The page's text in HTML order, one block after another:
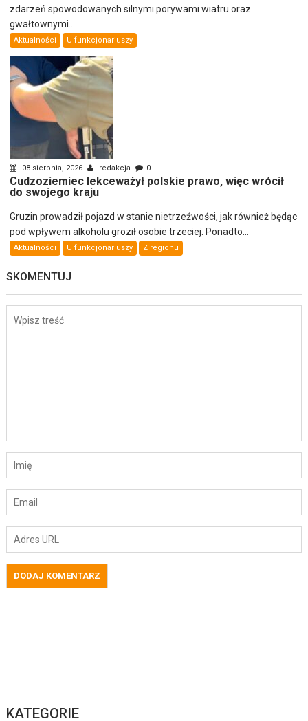
zdarzeń spowodowanych silnymi porywami wiatru oraz
gwałtownymi...
Aktualności U funkcjonariuszy
08 sierpnia, 2026 redakcja 0
Cudzoziemiec lekceważył polskie prawo, więc wrócił
do swojego kraju
Gruzin prowadził pojazd w stanie nietrzeźwości, jak również będąc
pod wpływem alkoholu groził osobie trzeciej. Ponadto...
Aktualności U funkcjonariuszy Z regionu
SKOMENTUJ
KATEGORIE